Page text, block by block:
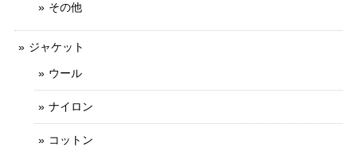
その他
ジャケット
ウール
ナイロン
コットン